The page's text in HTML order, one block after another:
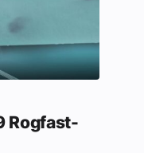
Rogfast-